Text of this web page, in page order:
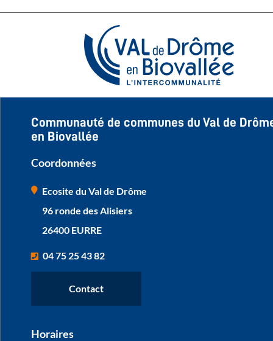
Communauté de communes du Val de
en Biovallée
Coordonnées
Ecosite du Val de Drôme
96 ronde des Alisiers
26400 EURRE
04 75 25 43 82
Contact
Horaires